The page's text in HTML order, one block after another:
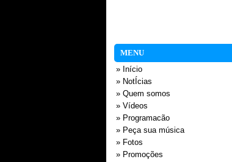
MENU
» Início
» NotÍcias
» Quem somos
» Vídeos
» Programacão
» Peça sua música
» Fotos
» Promoções